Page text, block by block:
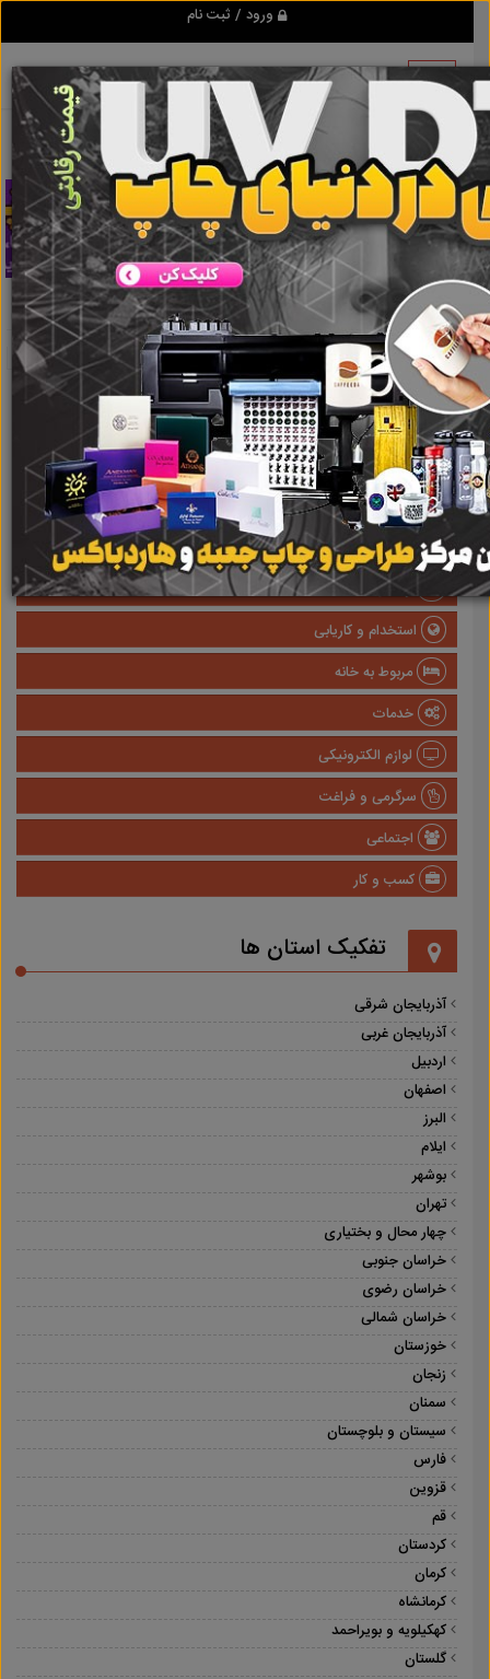
ورود / ثبت نام
تبلیغ کن دستگاه شانه زن نتایج جستجو برای برچسب دستگاه شانه زن
نتایج جستجو برای برچسبدستگاه شانه زن
گروه ها
املاک
صنعتی
پزشکی و سلامت
وسایل نقلیه
استخدام و کاریابی
مربوط به خانه
خدمات
لوازم الکترونیکی
سرگرمی و فراغت
اجتماعی
کسب و کار
تفکیک استان ها
آذربایجان شرقی
آذربایجان غربی
اردبیل
اصفهان
البرز
ایلام
بوشهر
تهران
چهار محال و بختیاری
خراسان جنوبی
خراسان رضوی
خراسان شمالی
خوزستان
زنجان
سمنان
سیستان و بلوچستان
فارس
قزوین
قم
کردستان
کرمان
کرمانشاه
کهکیلویه و بویراحمد
گلستان